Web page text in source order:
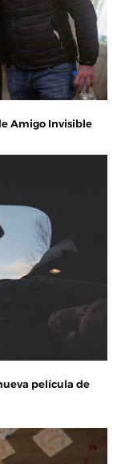
Amigo Invisible
película de